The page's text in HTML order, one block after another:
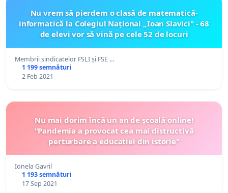
Nu vrem să pierdem o clasă de matematică-
informatică la Colegiul Național „Ioan Slavici" - 68
de elevi vor să vină pe cele 52 de locuri
Membrii sindicatelor FSLI și FSE …
1 199 semnături
2 Feb 2021
Nu mai dorim încă un an de şcoală online!
"Pandemia a provocat cea mai distructivă
perturbare a educației din istorie"
Ionela Gavril
1 193 semnături
17 Sep 2021